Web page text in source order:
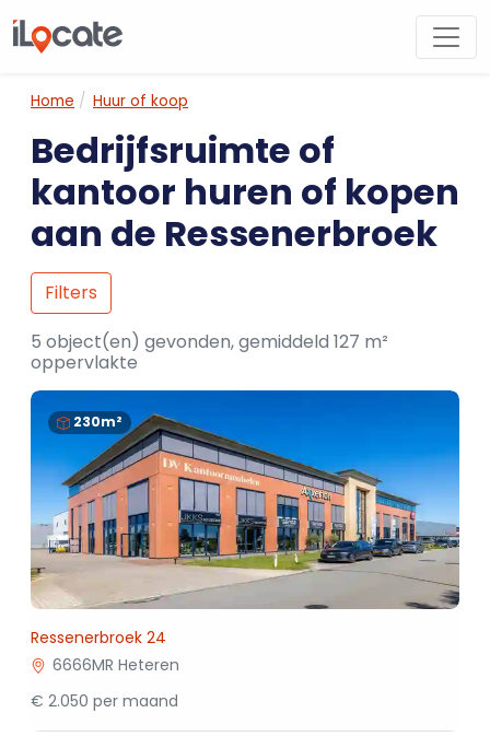
Home Huur of koop
Bedrijfsruimte of
kantoor huren of kopen
aan de Ressenerbroek
Filters
5 object(en) gevonden, gemiddeld 127 m²
oppervlakte
230m²
Ressenerbroek 24
6666MR Heteren
€ 2.050 per maand